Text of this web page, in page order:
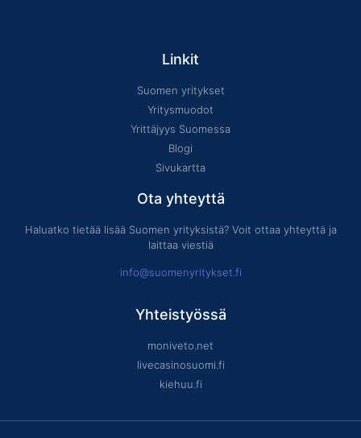
Linkit
Suomen yritykset
Yritysmuodot
Yrittäjyys Suomessa
Blogi
Sivukartta
Ota yhteyttä
Haluatko tietää lisää Suomen yrityksistä? Voit ottaa yhteyttä ja
laittaa viestiä
info@suomenyritykset.fi
Yhteistyössä
moniveto.net
livecasinosuomi.fi
kiehuu.fi